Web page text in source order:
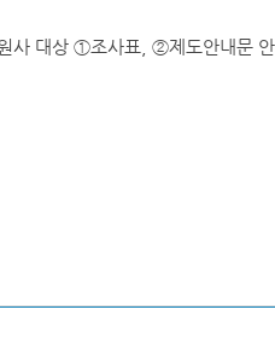
사 대상 ①조사표, ②제도안내문